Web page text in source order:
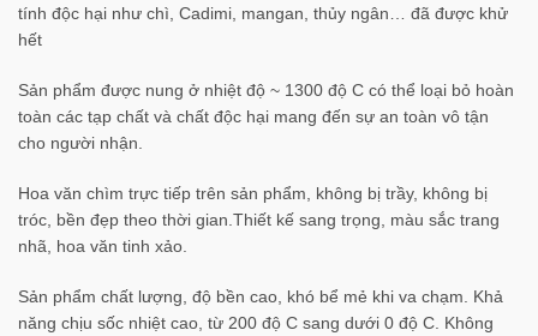
tính độc hại như chì, Cadimi, mangan, thủy ngân… đã được khử
hết
Sản phẩm được nung ở nhiệt độ ~ 1300 độ C có thể loại bỏ hoàn
toàn các tạp chất và chất độc hại mang đến sự an toàn vô tận
cho người nhận.
Hoa văn chìm trực tiếp trên sản phẩm, không bị trầy, không bị
tróc, bền đẹp theo thời gian.​Thiết kế sang trọng, màu sắc trang
nhã, hoa văn tinh xảo.
Sản phẩm chất lượng, độ bền cao, khó bể mẻ khi va chạm. Khả
năng chịu sốc nhiệt cao, từ 200 độ C sang dưới 0 độ C. Không